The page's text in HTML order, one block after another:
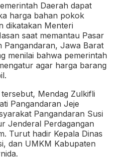
Daerah dapat
harga bahan pokok
dikatakan Menteri
saat memantau Pasar
Pangandaran, Jawa Barat
menilai bahwa pemerintah
agar harga barang
Mendag Zulkifli
Pangandaran Jeje
Pangandaran Susi
Jenderal Perdagangan
Turut hadir Kepala Dinas
dan UMKM Kabupaten